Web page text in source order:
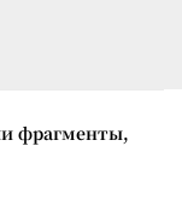
фрагменты,